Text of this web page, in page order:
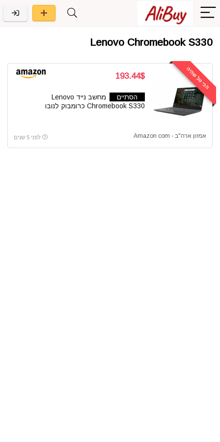
Lenovo Chromebook S330
הכי זול שהיה 193.44$
הסתיים
מחשב נייד Lenovo
Chromebook S330 כרומבוק לנובו
אמזון ארה"ב - Amazon com לפני 5 שנים